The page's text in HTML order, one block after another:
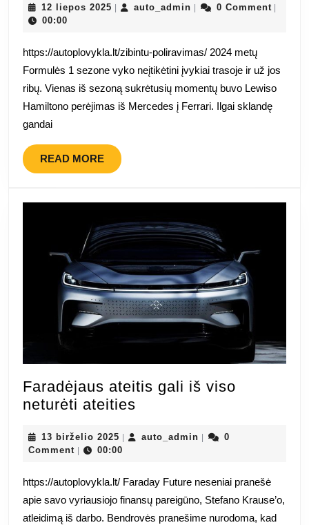
naujienos
gandai:
Metų
pabaigos
apžvalga
12 liepos 2025 12
| auto_admin auto_admin
| 0 Comment |
00:00
https://autoplovykla.lt/zibintu-poliravimas/ 2024 metų
Formulės 1 sezone vyko neįtikėtini įvykiai trasoje ir už jos
ribų. Vienas iš sezoną sukrėtusių momentų buvo Lewiso
Hamiltono perėjimas iš Mercedes į Ferrari. Ilgai sklandę
gandai
READ MOREREAD
MORE
Faradėjaus ateitis gali iš viso
neturėti ateities
gali
viso
neturėti
ateities
13 birželio 2025 13
birželio
auto_admin auto_admin
0
Comment
00:00
https://autoplovykla.lt/ Faraday Future neseniai pranešė
apie savo vyriausiojo finansų pareigūno, Stefano Krause’o,
atleidimą iš darbo. Bendrovės pranešime nurodoma, kad